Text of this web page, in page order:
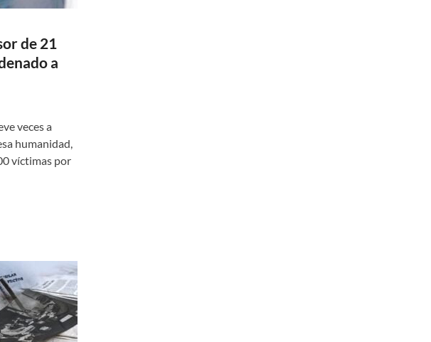
de 21
a
veces a
humanidad,
víctimas por